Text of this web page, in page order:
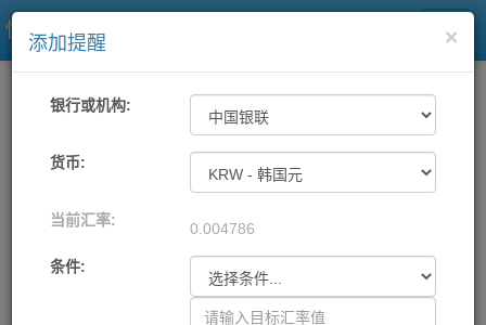
快易理财网
一站式汇率 工具 汇率提醒
各大银行及中国银联汇率提醒
机构 货币 提醒条件 提醒方式
您尚未设置任何提醒
×
添加提醒
银行或机构:
货币:
当前汇率: 0.004786
条件: